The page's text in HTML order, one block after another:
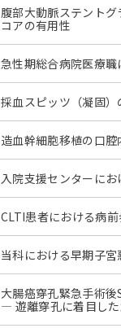
腹部大動脈ステント
コアの有用性
急性期総合病院医療
採血スピッツ（凝固
造血幹細胞移植の口
入院支援センターに
CLTI患者における病
当科における早期子
大腸癌穿孔緊急手術
― 遊離穿孔に着目し